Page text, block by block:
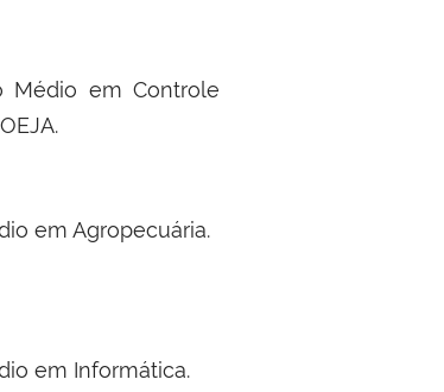
Médio em Controle
em Agropecuária.
em Informática.